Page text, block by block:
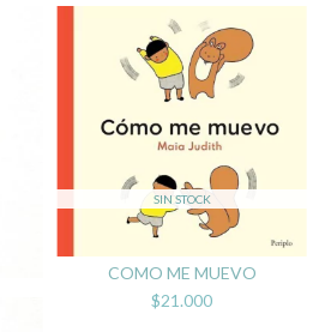
SIN STOCK
COMO ME MUEVO
$21.000